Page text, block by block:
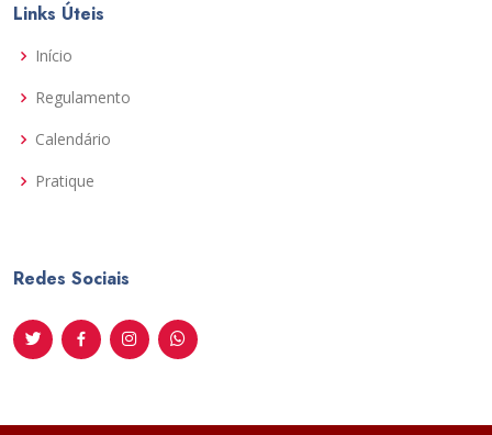
Links Úteis
Início
Regulamento
Calendário
Pratique
Redes Sociais